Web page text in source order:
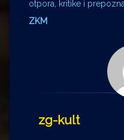
otpora, kritike i
ZKM
zg-kult